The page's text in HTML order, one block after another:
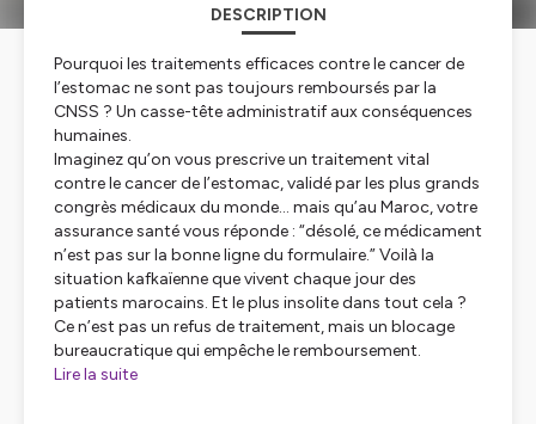
DESCRIPTION
Pourquoi les traitements efficaces contre le cancer de
l’estomac ne sont pas toujours remboursés par la
CNSS ? Un casse-tête administratif aux conséquences
humaines.
Imaginez qu’on vous prescrive un traitement vital
contre le cancer de l’estomac, validé par les plus grands
congrès médicaux du monde… mais qu’au Maroc, votre
assurance santé vous réponde : “désolé, ce médicament
n’est pas sur la bonne ligne du formulaire.” Voilà la
situation kafkaïenne que vivent chaque jour des
patients marocains. Et le plus insolite dans tout cela ?
Ce n’est pas un refus de traitement, mais un blocage
bureaucratique qui empêche le remboursement.
Lire la suite